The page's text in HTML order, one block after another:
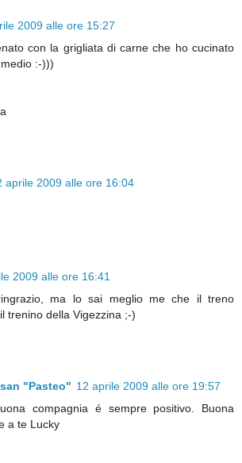
2009 alle ore 15:27
con la grigliata di carne che ho cucinato
:-)))
aprile 2009 alle ore 16:04
2009 alle ore 16:41
ma lo sai meglio me che il treno
trenino della Vigezzina ;-)
"Pasteo" 12 aprile 2009 alle ore 19:57
compagnia é sempre positivo. Buona
a te Lucky